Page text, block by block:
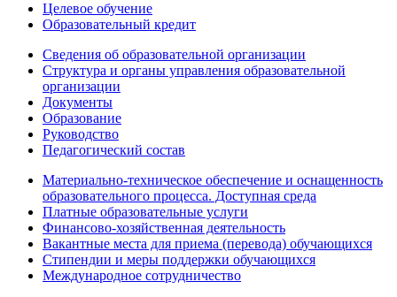
Целевое обучение
Образовательный кредит
Сведения об образовательной организации
Структура и органы управления образовательной
организации
Документы
Образование
Руководство
Педагогический состав
Материально-техническое обеспечение и оснащенность
образовательного процесса. Доступная среда
Платные образовательные услуги
Финансово-хозяйственная деятельность
Вакантные места для приема (перевода) обучающихся
Стипендии и меры поддержки обучающихся
Международное сотрудничество